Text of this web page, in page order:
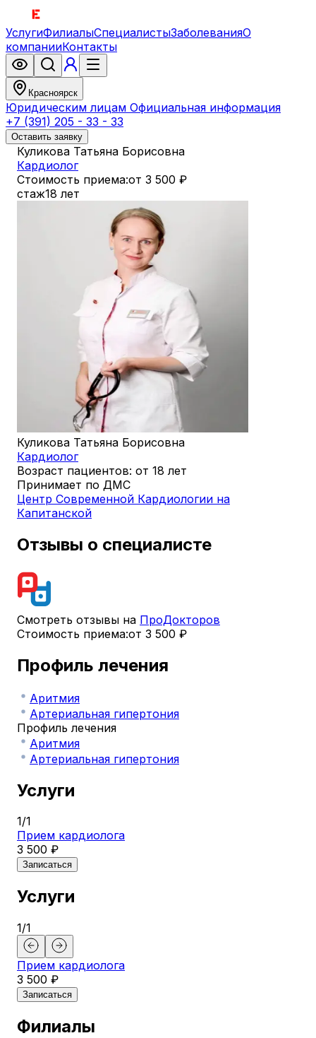
УслугиФилиалыСпециалистыЗаболеванияО
компанииКонтакты
Красноярск
Юридическим лицам Официальная информация
+7 (391) 205 - 33 - 33
Оставить заявку
Куликова Татьяна Борисовна
Кардиолог
Стоимость приема:от 3 500 ₽
стаж18 лет
Куликова Татьяна Борисовна
Кардиолог
Возраст пациентов: от 18 лет
Принимает по ДМС
Центр Современной Кардиологии на
Капитанской
Отзывы о специалисте
Смотреть отзывы на ПроДокторов
Стоимость приема:от 3 500 ₽
Профиль лечения
Аритмия
Артериальная гипертония
Профиль лечения
Аритмия
Артериальная гипертония
Услуги
1/1
Прием кардиолога
3 500 ₽
Записаться
Услуги
1/1
Прием кардиолога
3 500 ₽
Записаться
Филиалы